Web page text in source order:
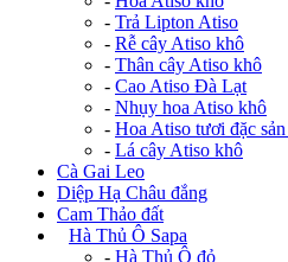
- Trả Lipton Atiso
- Rễ cây Atiso khô
- Thân cây Atiso khô
- Cao Atiso Đà Lạt
- Nhụy hoa Atiso khô
- Hoa Atiso tươi đặc
- Lá cây Atiso khô
Cà Gai Leo
Diệp Hạ Châu đắng
Cam Thảo đất
Hà Thủ Ô Sapa
- Hà Thủ Ô đỏ